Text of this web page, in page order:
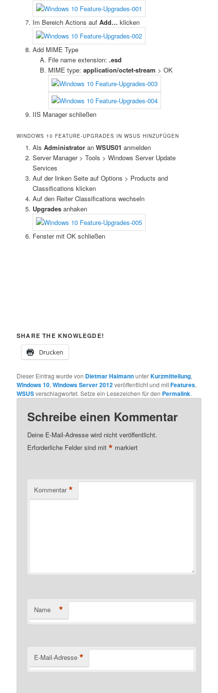
Im Bereich Actions auf Add… klicken
Add MIME Type
File name extension: .esd
MIME type:application/octet-stream > OK
IIS Manager schließen
WINDOWS 10 FEATURE-UPGRADES IN WSUS HINZUFÜGEN
Als Administratoran WSUS01 anmelden
Server Manager > Tools > Windows Server Update
Services
Auf der linken Seite auf Options > Products and
Classifications klicken
Auf den Reiter Classifications wechseln
Upgradesanhaken
Fenster mit OK schließen
SHARE THE KNOWLEGDE!
Drucken
Dieser Eintrag wurde von Dietmar HaimannunterKurzmitteilung,
Windows 10,Windows Server 2012veröffentlicht und mitFeatures,
WSUSverschlagwortet. Setze ein Lesezeichen für den Permalink.
Schreibe einen Kommentar
Deine E-Mail-Adresse wird nicht veröffentlicht.
Erforderliche Felder sind mit* markiert
Kommentar *
Name *
E-Mail-Adresse *